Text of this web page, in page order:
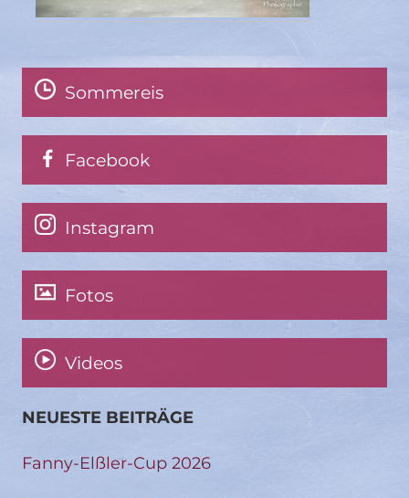
Sommereis
Facebook
Instagram
Fotos
Videos
NEUESTE BEITRÄGE
Fanny-Elßler-Cup 2026